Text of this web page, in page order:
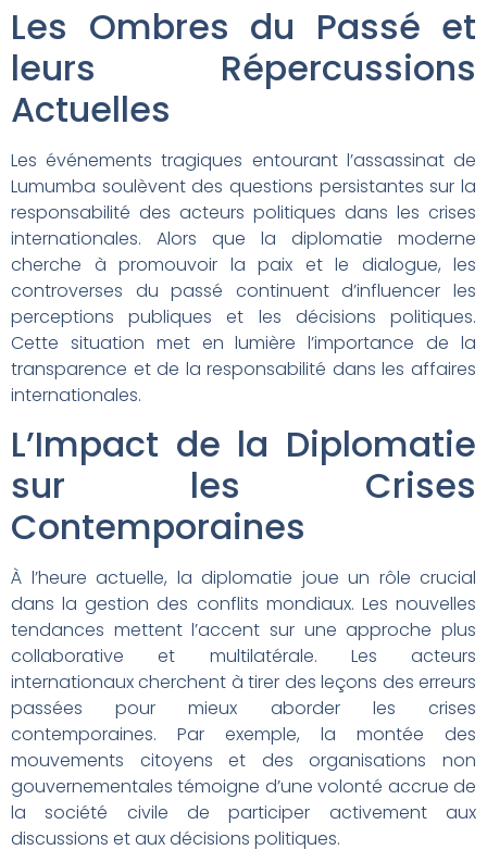
Les Ombres du Passé et
leurs Répercussions
Actuelles
Les événements tragiques entourant l’assassinat de
Lumumba soulèvent des questions persistantes sur la
responsabilité des acteurs politiques dans les crises
internationales. Alors que la diplomatie moderne
cherche à promouvoir la paix et le dialogue, les
controverses du passé continuent d’influencer les
perceptions publiques et les décisions politiques.
Cette situation met en lumière l’importance de la
transparence et de la responsabilité dans les affaires
internationales.
L’Impact de la Diplomatie
sur les Crises
Contemporaines
À l’heure actuelle, la diplomatie joue un rôle crucial
dans la gestion des conflits mondiaux. Les nouvelles
tendances mettent l’accent sur une approche plus
collaborative et multilatérale. Les acteurs
internationaux cherchent à tirer des leçons des erreurs
passées pour mieux aborder les crises
contemporaines. Par exemple, la montée des
mouvements citoyens et des organisations non
gouvernementales témoigne d’une volonté accrue de
la société civile de participer activement aux
discussions et aux décisions politiques.